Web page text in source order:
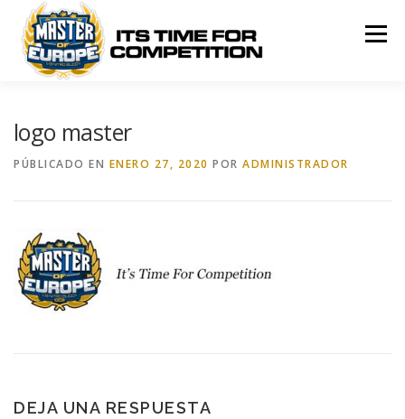
contenido
Menú
logo master
PÚBLICADO EN ENERO 27, 2020 POR ADMINISTRADOR
DEJA UNA RESPUESTA